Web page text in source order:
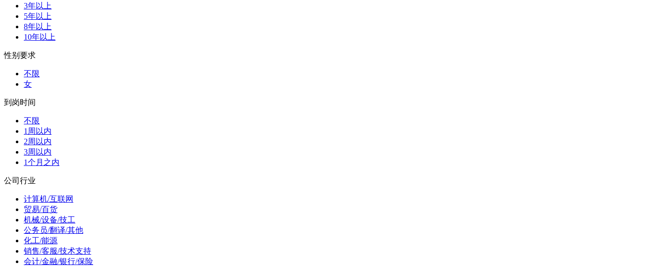
3年以上
5年以上
8年以上
10年以上
性别要求
不限
女
到岗时间
不限
1周以内
2周以内
3周以内
1个月之内
公司行业
计算机/互联网
贸易/百货
机械/设备/技工
公务员/翻译/其他
化工/能源
销售/客服/技术支持
会计/金融/银行/保险